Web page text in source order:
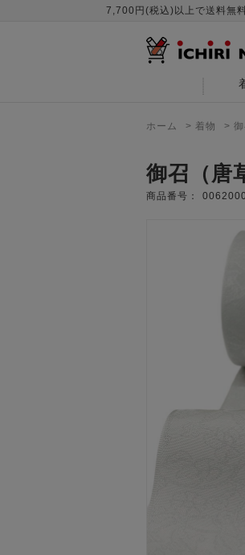
7,700円(税込)以上で送料無料
ホーム > 着物 >
御召（唐
商品番号：